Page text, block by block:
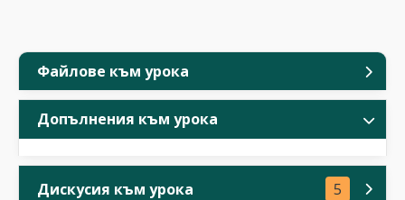
Файлове към урока
Допълнения към урока
Дискусия към урока 5